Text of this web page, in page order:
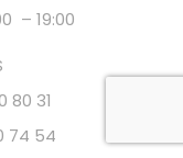
– 19:00
80 31
74 54